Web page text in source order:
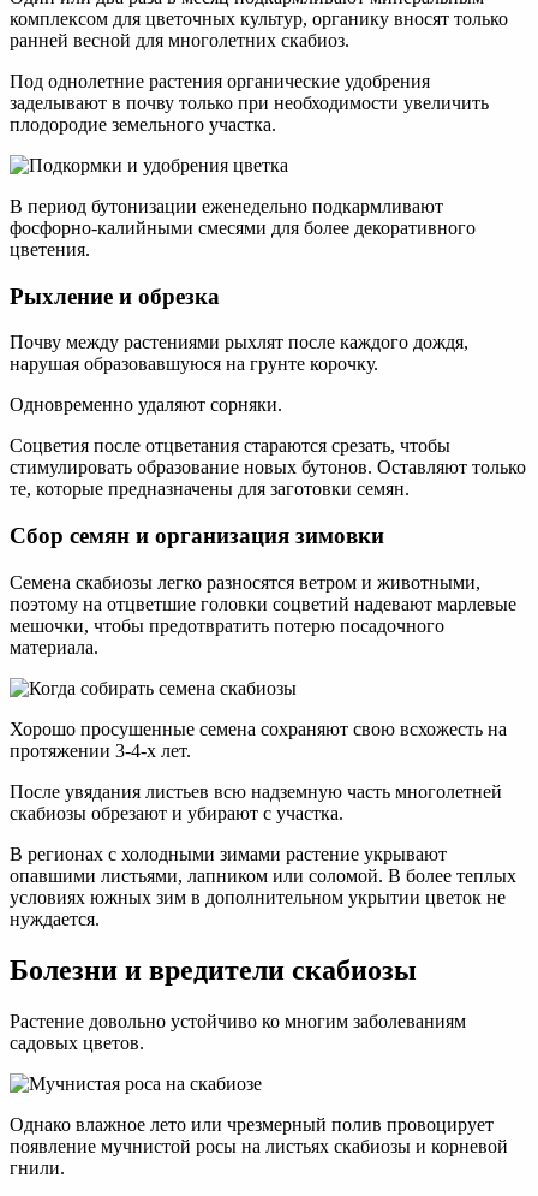
комплексом для цветочных культур, органику вносят только
ранней весной для многолетних скабиоз.
Под однолетние растения органические удобрения
заделывают в почву только при необходимости увеличить
плодородие земельного участка.
В период бутонизации еженедельно подкармливают
фосфорно-калийными смесями для более декоративного
цветения.
Рыхление и обрезка
Почву между растениями рыхлят после каждого дождя,
нарушая образовавшуюся на грунте корочку.
Одновременно удаляют сорняки.
Соцветия после отцветания стараются срезать, чтобы
стимулировать образование новых бутонов. Оставляют только
те, которые предназначены для заготовки семян.
Сбор семян и организация зимовки
Семена скабиозы легко разносятся ветром и животными,
поэтому на отцветшие головки соцветий надевают марлевые
мешочки, чтобы предотвратить потерю посадочного
материала.
Хорошо просушенные семена сохраняют свою всхожесть на
протяжении 3-4-х лет.
После увядания листьев всю надземную часть многолетней
скабиозы обрезают и убирают с участка.
В регионах с холодными зимами растение укрывают
опавшими листьями, лапником или соломой. В более теплых
условиях южных зим в дополнительном укрытии цветок не
нуждается.
Болезни и вредители скабиозы
Растение довольно устойчиво ко многим заболеваниям
садовых цветов.
Однако влажное лето или чрезмерный полив провоцирует
появление мучнистой росы на листьях скабиозы и корневой
гнили.